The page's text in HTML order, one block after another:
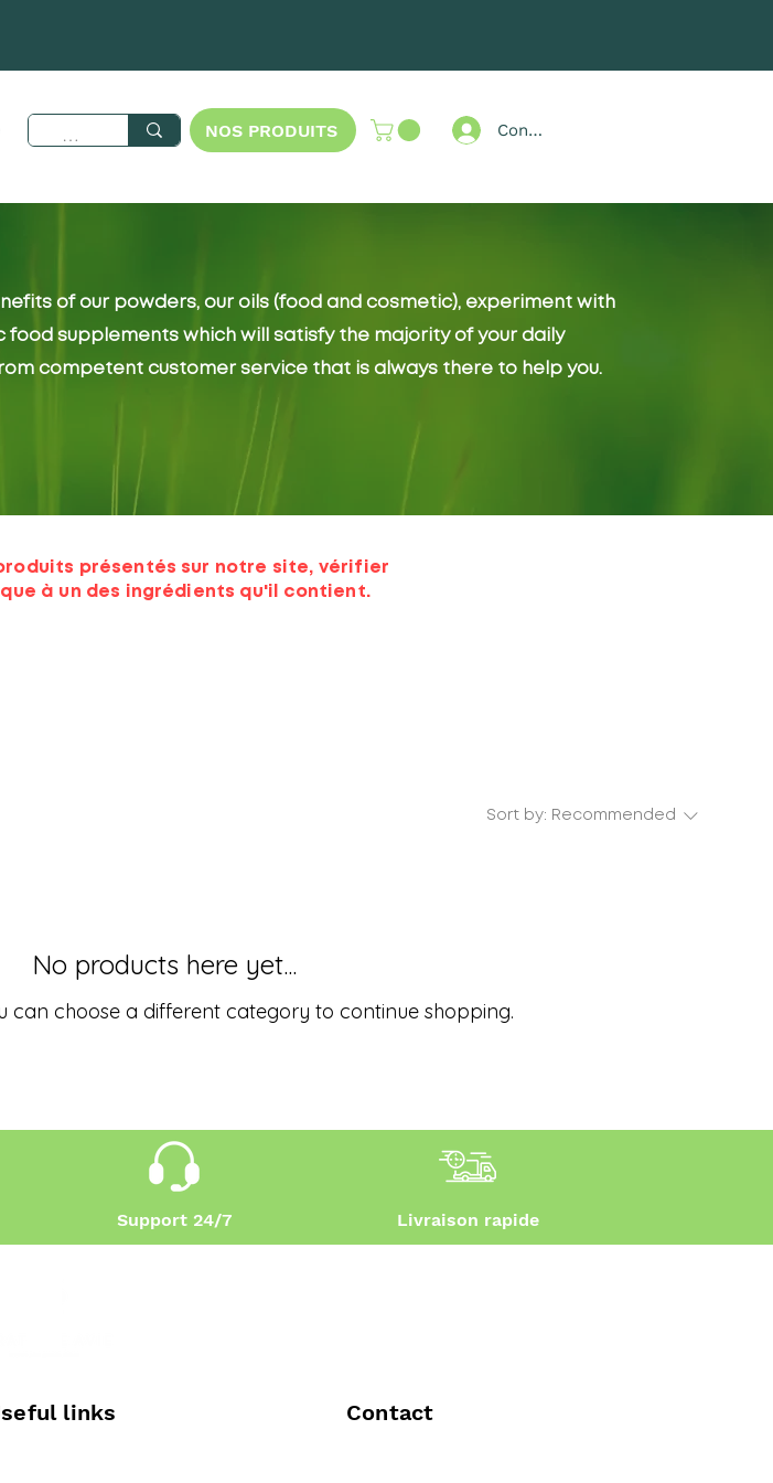
NOS PRODUITS Connexion
of our powders, our oils (food and cosmetic), experiment with
food supplements which will satisfy the majority of your daily
competent customer service that is always there to help you.
présentés sur notre site, vérifier
à un des ingrédients qu'il contient.
Sort by: Recommended
No products here yet...
can choose a different category to continue shopping.
Support 24/7 Livraison rapide
links Contact